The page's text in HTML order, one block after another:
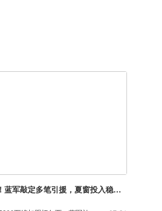
切尔西持续补强！蓝军敲定多笔引援，夏窗投入稳居英超前列